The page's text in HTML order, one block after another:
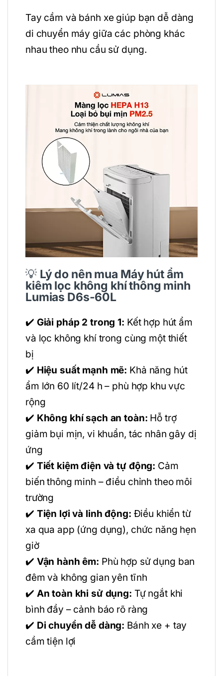
Tay cầm và bánh xe giúp bạn dễ dàng
di chuyển máy giữa các phòng khác
nhau theo nhu cầu sử dụng.
💡 Lý do nên mua Máy hút ẩm
kiêm lọc không khí thông minh
Lumias D6s-60L
✔️ Giải pháp 2 trong 1: Kết hợp hút ẩm
và lọc không khí trong cùng một thiết
bị
✔️ Hiệu suất mạnh mẽ: Khả năng hút
ẩm lớn 60 lít/24 h – phù hợp khu vực
rộng
✔️ Không khí sạch an toàn: Hỗ trợ
giảm bụi mịn, vi khuẩn, tác nhân gây dị
ứng
✔️ Tiết kiệm điện và tự động: Cảm
biến thông minh – điều chỉnh theo môi
trường
✔️ Tiện lợi và linh động: Điều khiển từ
xa qua app (ứng dụng), chức năng hẹn
giờ
✔️ Vận hành êm: Phù hợp sử dụng ban
đêm và không gian yên tĩnh
✔️ An toàn khi sử dụng: Tự ngắt khi
bình đầy – cảnh báo rõ ràng
✔️ Di chuyển dễ dàng: Bánh xe + tay
cầm tiện lợi